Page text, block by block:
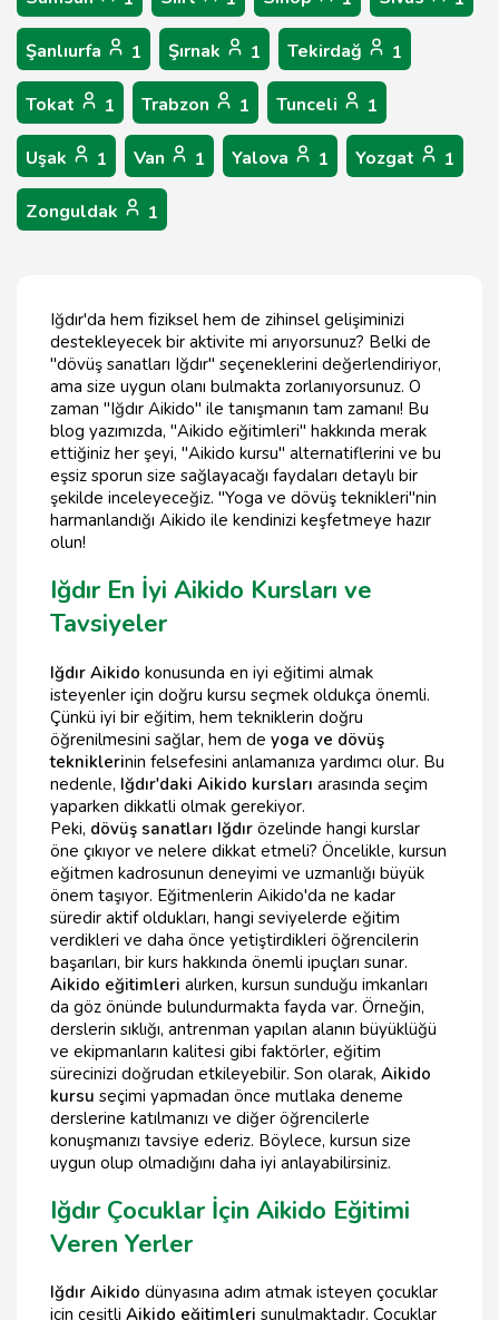
Şanlıurfa 1 Şırnak 1 Tekirdağ 1
Tokat 1 Trabzon 1 Tunceli 1
Uşak 1 Van 1 Yalova 1 Yozgat 1
Zonguldak 1
Iğdır'da hem fiziksel hem de zihinsel gelişiminizi
destekleyecek bir aktivite mi arıyorsunuz? Belki de
"dövüş sanatları Iğdır" seçeneklerini değerlendiriyor,
ama size uygun olanı bulmakta zorlanıyorsunuz. O
zaman "Iğdır Aikido" ile tanışmanın tam zamanı! Bu
blog yazımızda, "Aikido eğitimleri" hakkında merak
ettiğiniz her şeyi, "Aikido kursu" alternatiflerini ve bu
eşsiz sporun size sağlayacağı faydaları detaylı bir
şekilde inceleyeceğiz. "Yoga ve dövüş teknikleri"nin
harmanlandığı Aikido ile kendinizi keşfetmeye hazır
olun!
Iğdır En İyi Aikido Kursları ve
Tavsiyeler
Iğdır Aikido konusunda en iyi eğitimi almak
isteyenler için doğru kursu seçmek oldukça önemli.
Çünkü iyi bir eğitim, hem tekniklerin doğru
öğrenilmesini sağlar, hem de yoga ve dövüş
tekniklerinin felsefesini anlamanıza yardımcı olur. Bu
nedenle, Iğdır'daki Aikido kursları arasında seçim
yaparken dikkatli olmak gerekiyor.
Peki, dövüş sanatları Iğdır özelinde hangi kurslar
öne çıkıyor ve nelere dikkat etmeli? Öncelikle, kursun
eğitmen kadrosunun deneyimi ve uzmanlığı büyük
önem taşıyor. Eğitmenlerin Aikido'da ne kadar
süredir aktif oldukları, hangi seviyelerde eğitim
verdikleri ve daha önce yetiştirdikleri öğrencilerin
başarıları, bir kurs hakkında önemli ipuçları sunar.
Aikido eğitimleri alırken, kursun sunduğu imkanları
da göz önünde bulundurmakta fayda var. Örneğin,
derslerin sıklığı, antrenman yapılan alanın büyüklüğü
ve ekipmanların kalitesi gibi faktörler, eğitim
sürecinizi doğrudan etkileyebilir. Son olarak, Aikido
kursu seçimi yapmadan önce mutlaka deneme
derslerine katılmanızı ve diğer öğrencilerle
konuşmanızı tavsiye ederiz. Böylece, kursun size
uygun olup olmadığını daha iyi anlayabilirsiniz.
Iğdır Çocuklar İçin Aikido Eğitimi
Veren Yerler
Iğdır Aikido dünyasına adım atmak isteyen çocuklar
için çeşitli Aikido eğitimleri sunulmaktadır. Çocuklar